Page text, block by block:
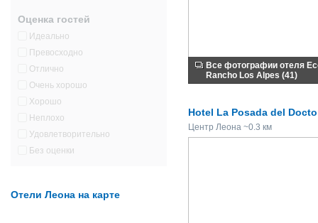
Оценка гостей
Идеально
Превосходно
Отлично
Очень хорошо
Хорошо
Неплохо
Удовлетворительно
Без оценки
Отели Леона на карте
Все фотографии отеля
Rancho Los Alpes (41)
Hotel La Posada del
Центр Леона ~0.3 км